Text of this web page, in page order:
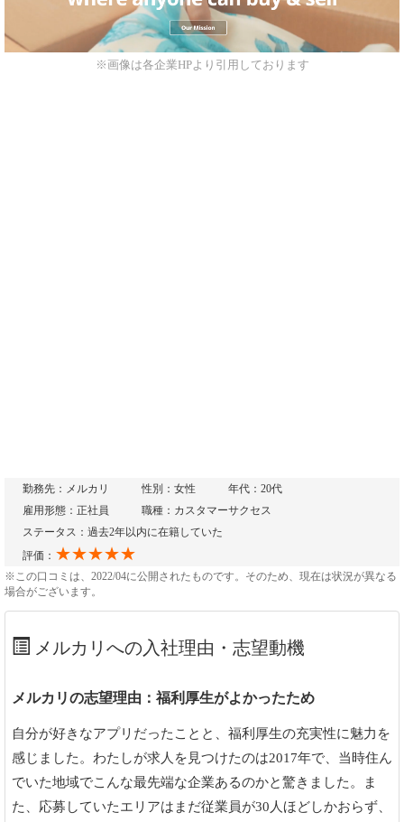
※画像は各企業HPより引用しております
勤務先：メルカリ 性別：女性
年代：20代
雇用形態：正社員
職種：カスタマーサクセス
ステータス：過去2年以内に在籍していた
評価： ★★★★★
※この口コミは、2022/04に公開されたものです。そのため、現在は状況が異なる
場合がございます。
メルカリへの入社理由・志望動機
メルカリの志望理由：福利厚生がよかったため
自分が好きなアプリだったことと、福利厚生の充実性に魅力を
感じました。わたしが求人を見つけたのは2017年で、当時住ん
でいた地域でこんな最先端な企業あるのかと驚きました。ま
た、応募していたエリアはまだ従業員が30人ほどしかおらず、